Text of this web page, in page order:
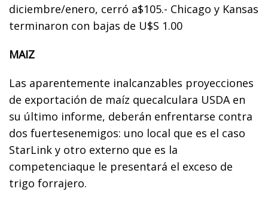
diciembre/enero, cerró a$105.- Chicago y Kansas
terminaron con bajas de U$S 1.00
MAIZ
Las aparentemente inalcanzables proyecciones
de exportación de maíz quecalculara USDA en
su último informe, deberán enfrentarse contra
dos fuertesenemigos: uno local que es el caso
StarLink y otro externo que es la
competenciaque le presentará el exceso de
trigo forrajero.